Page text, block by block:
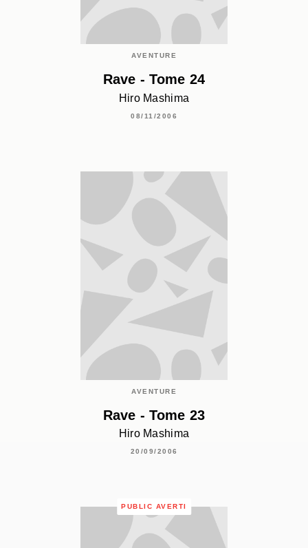
AVENTURE
Rave - Tome 24
Hiro Mashima
08/11/2006
AVENTURE
Rave - Tome 23
Hiro Mashima
20/09/2006
PUBLIC AVERTI